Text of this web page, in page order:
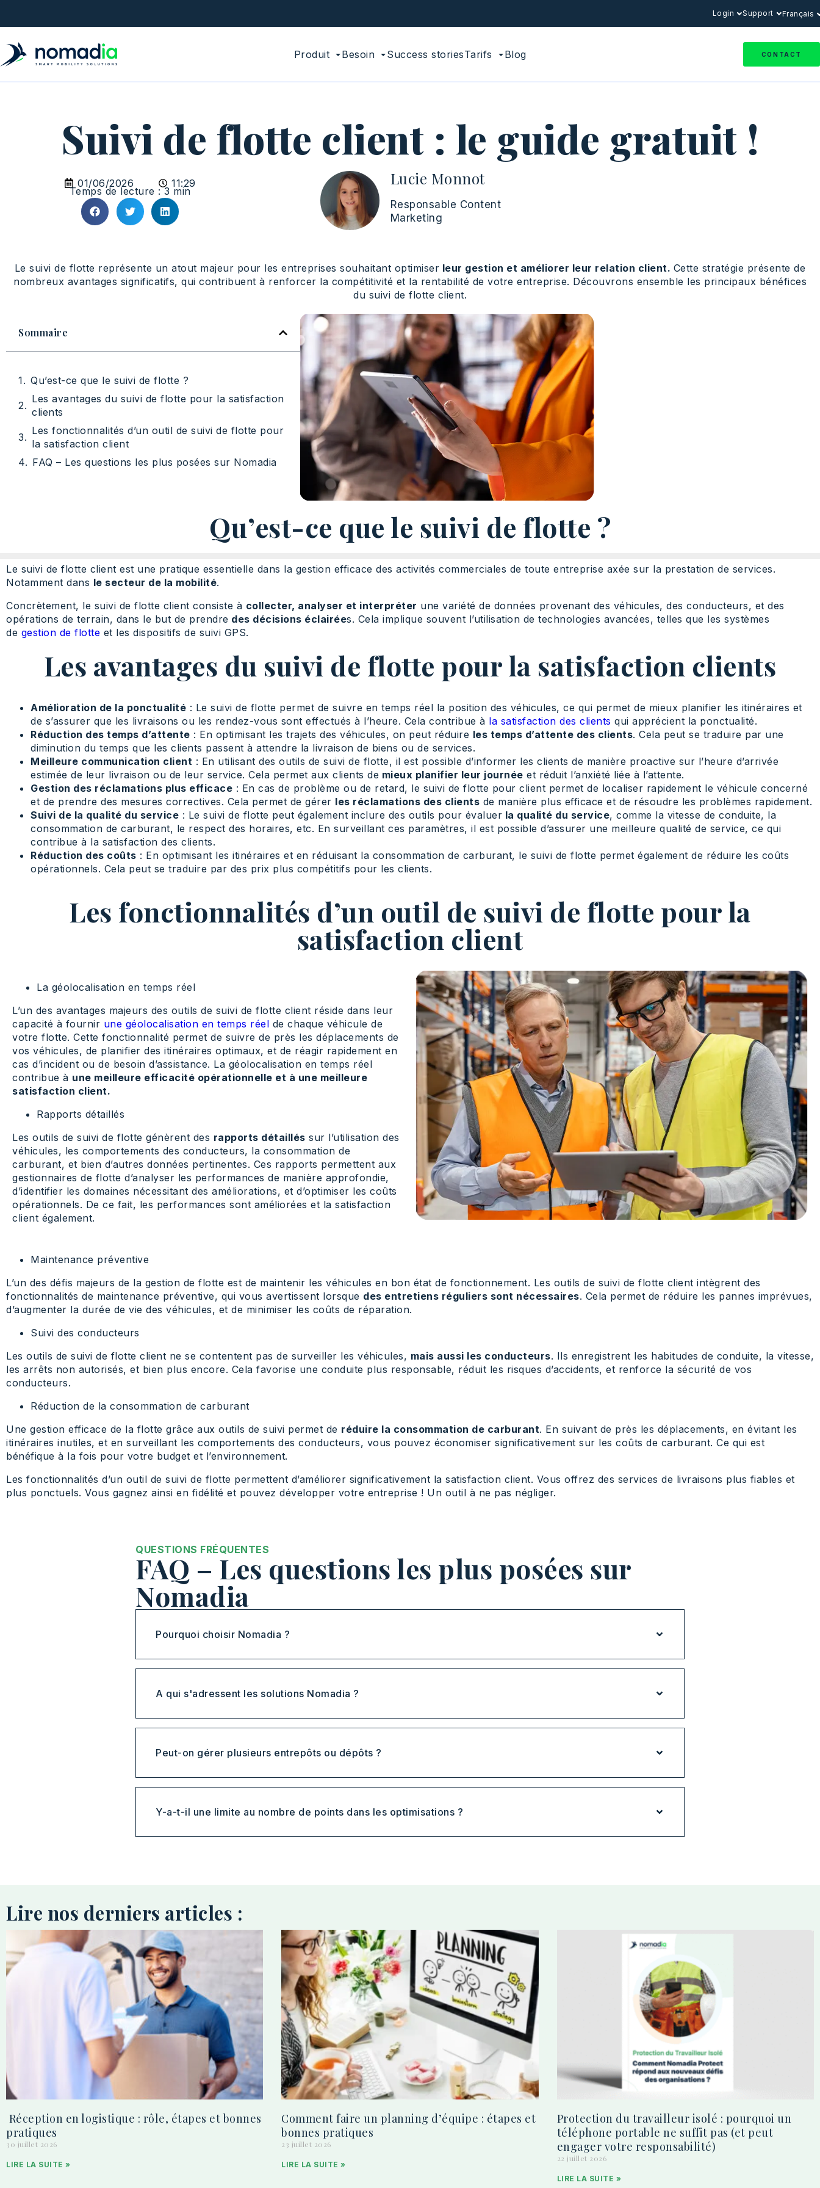
Login Support Français
Produit Besoin Success storiesTarifs Blog CONTACT
Suivi de flotte client : le guide gratuit !
01/06/2026 11:29
Temps de lecture : 3 min
Lucie Monnot
Responsable Content
Marketing
Le suivi de flotte représente un atout majeur pour les entreprises souhaitant optimiser leur gestion et améliorer leur relation client. Cette stratégie présente de
nombreux avantages significatifs, qui contribuent à renforcer la compétitivité et la rentabilité de votre entreprise. Découvrons ensemble les principaux bénéfices
du suivi de flotte client.
Sommaire
Qu’est-ce que le suivi de flotte ?
Les avantages du suivi de flotte pour la satisfaction
clients
Les fonctionnalités d’un outil de suivi de flotte pour
la satisfaction client
FAQ – Les questions les plus posées sur Nomadia
Qu’est-ce que le suivi de flotte ?
Le suivi de flotte client est une pratique essentielle dans la gestion efficace des activités commerciales de toute entreprise axée sur la prestation de services.
Notamment dans le secteur de la mobilité.
Concrètement, le suivi de flotte client consiste à collecter, analyser et interpréter une variété de données provenant des véhicules, des conducteurs, et des
opérations de terrain, dans le but de prendre des décisions éclairées. Cela implique souvent l’utilisation de technologies avancées, telles que les systèmes
de gestion de flotte et les dispositifs de suivi GPS.
Les avantages du suivi de flotte pour la satisfaction clients
Amélioration de la ponctualité : Le suivi de flotte permet de suivre en temps réel la position des véhicules, ce qui permet de mieux planifier les itinéraires et
de s’assurer que les livraisons ou les rendez-vous sont effectués à l’heure. Cela contribue à la satisfaction des clients qui apprécient la ponctualité.
Réduction des temps d’attente : En optimisant les trajets des véhicules, on peut réduire les temps d’attente des clients. Cela peut se traduire par une
diminution du temps que les clients passent à attendre la livraison de biens ou de services.
Meilleure communication client : En utilisant des outils de suivi de flotte, il est possible d’informer les clients de manière proactive sur l’heure d’arrivée
estimée de leur livraison ou de leur service. Cela permet aux clients de mieux planifier leur journée et réduit l’anxiété liée à l’attente.
Gestion des réclamations plus efficace : En cas de problème ou de retard, le suivi de flotte pour client permet de localiser rapidement le véhicule concerné
et de prendre des mesures correctives. Cela permet de gérer les réclamations des clients de manière plus efficace et de résoudre les problèmes rapidement.
Suivi de la qualité du service : Le suivi de flotte peut également inclure des outils pour évaluer la qualité du service, comme la vitesse de conduite, la
consommation de carburant, le respect des horaires, etc. En surveillant ces paramètres, il est possible d’assurer une meilleure qualité de service, ce qui
contribue à la satisfaction des clients.
Réduction des coûts : En optimisant les itinéraires et en réduisant la consommation de carburant, le suivi de flotte permet également de réduire les coûts
opérationnels. Cela peut se traduire par des prix plus compétitifs pour les clients.
Les fonctionnalités d’un outil de suivi de flotte pour la
satisfaction client
La géolocalisation en temps réel
L’un des avantages majeurs des outils de suivi de flotte client réside dans leur
capacité à fournir une géolocalisation en temps réel de chaque véhicule de
votre flotte. Cette fonctionnalité permet de suivre de près les déplacements de
vos véhicules, de planifier des itinéraires optimaux, et de réagir rapidement en
cas d’incident ou de besoin d’assistance. La géolocalisation en temps réel
contribue à une meilleure efficacité opérationnelle et à une meilleure
satisfaction client.
Rapports détaillés
Les outils de suivi de flotte génèrent des rapports détaillés sur l’utilisation des
véhicules, les comportements des conducteurs, la consommation de
carburant, et bien d’autres données pertinentes. Ces rapports permettent aux
gestionnaires de flotte d’analyser les performances de manière approfondie,
d’identifier les domaines nécessitant des améliorations, et d’optimiser les coûts
opérationnels. De ce fait, les performances sont améliorées et la satisfaction
client également.
Maintenance préventive
L’un des défis majeurs de la gestion de flotte est de maintenir les véhicules en bon état de fonctionnement. Les outils de suivi de flotte client intègrent des
fonctionnalités de maintenance préventive, qui vous avertissent lorsque des entretiens réguliers sont nécessaires. Cela permet de réduire les pannes imprévues,
d’augmenter la durée de vie des véhicules, et de minimiser les coûts de réparation.
Suivi des conducteurs
Les outils de suivi de flotte client ne se contentent pas de surveiller les véhicules, mais aussi les conducteurs. Ils enregistrent les habitudes de conduite, la vitesse,
les arrêts non autorisés, et bien plus encore. Cela favorise une conduite plus responsable, réduit les risques d’accidents, et renforce la sécurité de vos
conducteurs.
Réduction de la consommation de carburant
Une gestion efficace de la flotte grâce aux outils de suivi permet de réduire la consommation de carburant. En suivant de près les déplacements, en évitant les
itinéraires inutiles, et en surveillant les comportements des conducteurs, vous pouvez économiser significativement sur les coûts de carburant. Ce qui est
bénéfique à la fois pour votre budget et l’environnement.
Les fonctionnalités d’un outil de suivi de flotte permettent d’améliorer significativement la satisfaction client. Vous offrez des services de livraisons plus fiables et
plus ponctuels. Vous gagnez ainsi en fidélité et pouvez développer votre entreprise ! Un outil à ne pas négliger.
QUESTIONS FRÉQUENTES
FAQ – Les questions les plus posées sur
Nomadia
Pourquoi choisir Nomadia ?
A qui s'adressent les solutions Nomadia ?
Peut-on gérer plusieurs entrepôts ou dépôts ?
Y-a-t-il une limite au nombre de points dans les optimisations ?
Lire nos derniers articles :
Réception en logistique : rôle, étapes et bonnes
pratiques
30 juillet 2026
LIRE LA SUITE »
Comment faire un planning d’équipe : étapes et
bonnes pratiques
23 juillet 2026
LIRE LA SUITE »
Protection du travailleur isolé : pourquoi un
téléphone portable ne suffit pas (et peut
engager votre responsabilité)
22 juillet 2026
LIRE LA SUITE »